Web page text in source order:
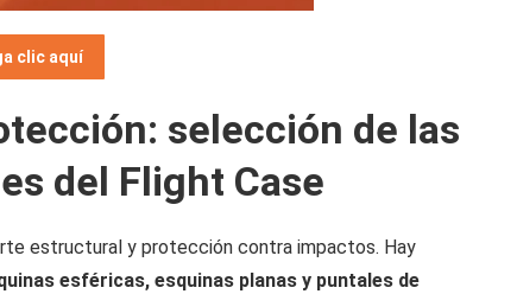
clic aquí
selección de las
del Flight Case
estructural y protección contra impactos. Hay
esféricas, esquinas planas y puntales de